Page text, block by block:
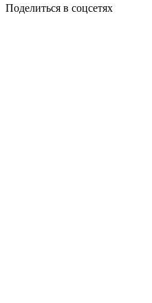
Поделиться в соцсетях